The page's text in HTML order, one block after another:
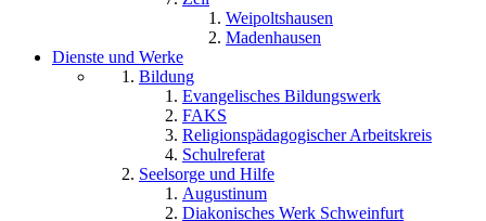
Weipoltshausen
Madenhausen
Dienste und Werke
Bildung
Evangelisches Bildungswerk
FAKS
Religionspädagogischer Arbeitskreis
Schulreferat
Seelsorge und Hilfe
Augustinum
Diakonisches Werk Schweinfurt